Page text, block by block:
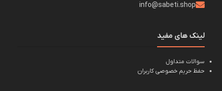
info@sabeti.shop
لینک های مفید
سوالات متداول
حفظ حریم خصوصی کاربران